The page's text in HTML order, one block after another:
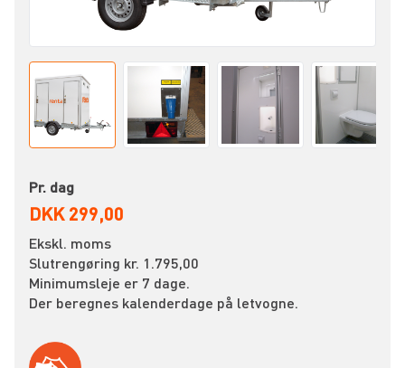
Pr. dag
DKK 299,00
Ekskl. moms
Slutrengøring kr. 1.795,00
Minimumsleje er 7 dage.
Der beregnes kalenderdage på letvogne.